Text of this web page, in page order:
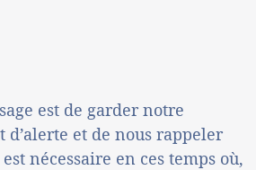
est de garder notre
d’alerte et de nous rappeler
nécessaire en ces temps où,